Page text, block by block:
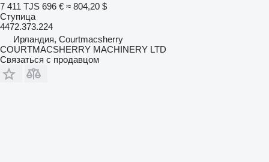
7 411 TJS 696 € ≈ 804,20 $
Ступица
4472.373.224
Ирландия, Courtmacsherry
COURTMACSHERRY MACHINERY LTD
Связаться с продавцом